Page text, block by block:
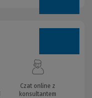
Czat online z
konsultantem